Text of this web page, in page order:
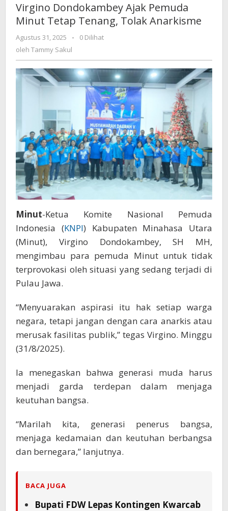
Pemuda
Minut
Tetap
Virgino Dondokambey Ajak Pemuda
Minut Tetap Tenang, Tolak Anarkisme
Agustus 31, 2025
oleh
-
0 Dilihat
oleh Tammy Sakul
Minut-Ketua Komite Nasional Pemuda
Indonesia (KNPI) Kabupaten Minahasa Utara
(Minut), Virgino Dondokambey, SH MH,
mengimbau para pemuda Minut untuk tidak
terprovokasi oleh situasi yang sedang terjadi di
Pulau Jawa.
“Menyuarakan aspirasi itu hak setiap warga
negara, tetapi jangan dengan cara anarkis atau
merusak fasilitas publik,” tegas Virgino. Minggu
(31/8/2025).
Ia menegaskan bahwa generasi muda harus
menjadi garda terdepan dalam menjaga
keutuhan bangsa.
“Marilah kita, generasi penerus bangsa,
menjaga kedamaian dan keutuhan berbangsa
dan bernegara,” lanjutnya.
BACA JUGA
Bupati FDW Lepas Kontingen Kwarcab